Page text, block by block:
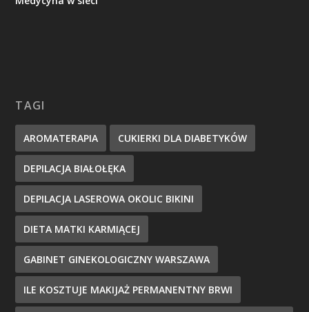
TAGI
AROMATERAPIA CUKIERKI DLA DIABETYKÓW
DEPILACJA BIAŁOŁĘKA
DEPILACJA LASEROWA OKOLIC BIKINI
DIETA MATKI KARMIĄCEJ
GABINET GINEKOLOGICZNY WARSZAWA
ILE KOSZTUJE MAKIJAŻ PERMANENTNY BRWI